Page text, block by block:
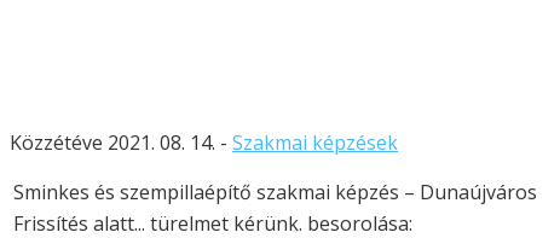
Közzétéve 2021. 08. 14. - Szakmai képzések
Sminkes és szempillaépítő szakmai képzés – Dunaújváros
Frissítés alatt... türelmet kérünk. besorolása: